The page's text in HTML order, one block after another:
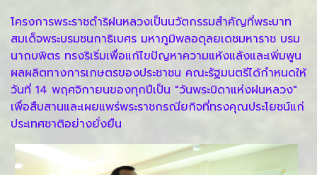
โครงการพระราชดำริฝนหลวงเป็นนวัตกรรมสำคัญที่พระบาท
สมเด็จพระบรมชนกาธิเบศร มหาภูมิพลอดุลยเดชมหาราช บรม
นาถบพิตร ทรงริเริ่มเพื่อแก้ไขปัญหาความแห้งแล้งและเพิ่มพูน
ผลผลิตทางการเกษตรของประชาชน คณะรัฐมนตรีได้กำหนดให้
วันที่ 14 พฤศจิกายนของทุกปีเป็น "วันพระบิดาแห่งฝนหลวง"
เพื่อสืบสานและเผยแพร่พระราชกรณียกิจที่ทรงคุณประโยชน์แก่
ประเทศชาติอย่างยั่งยืน